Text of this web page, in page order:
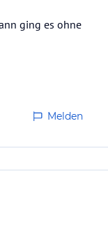
ging es ohne
Melden